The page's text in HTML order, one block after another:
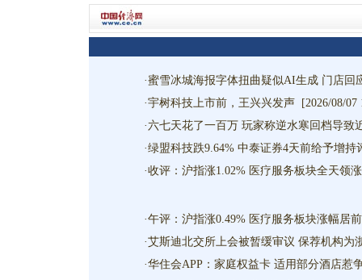
·蜜雪冰城海报字体扭曲疑似AI生成 门店回
·宇树科技上市前，王兴兴发声
[2026/08/07
·六七天花了一百万 玩家称逆水寒回档导致
·绿盟科技跌9.64% 中泰证券4天前给予增持
·收评：沪指涨1.02% 医疗服务板块全天领涨
·午评：沪指涨0.49% 医疗服务板块涨幅居前
·艾斯迪北交所上会被暂缓审议 保荐机构为
·华住会APP：家庭权益卡 适用部分酒店惹